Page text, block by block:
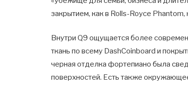
закрытием, как в Rolls-Royce
Внутри Q9 ощущается более
ткань по всему DashCoinboard и
черная отделка фортепиано была
поверхностей. Есть также